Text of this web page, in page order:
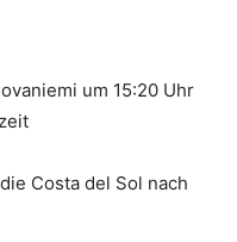
um 15:20 Uhr
Costa del Sol nach